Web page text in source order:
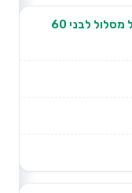
אינפיניטי גמל מסלול לבני 60